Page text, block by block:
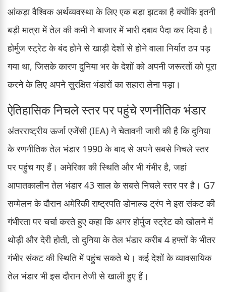
आंकड़ा वैश्विक अर्थव्यवस्था के लिए एक बड़ा झटका है क्योंकि इतनी
बड़ी मात्रा में तेल की कमी ने बाजार में भारी दबाव पैदा कर दिया है।
होर्मुज स्ट्रेट के बंद होने से खाड़ी देशों से होने वाला निर्यात ठप पड़
गया था, जिसके कारण दुनिया भर के देशों को अपनी जरूरतों को पूरा
करने के लिए अपने सुरक्षित भंडारों का सहारा लेना पड़ा।
ऐतिहासिक निचले स्तर पर पहुंचे रणनीतिक भंडार
अंतरराष्ट्रीय ऊर्जा एजेंसी (IEA) ने चेतावनी जारी की है कि दुनिया
के रणनीतिक तेल भंडार 1990 के बाद से अपने सबसे निचले स्तर
पर पहुंच गए हैं। अमेरिका की स्थिति और भी गंभीर है, जहां
आपातकालीन तेल भंडार 43 साल के सबसे निचले स्तर पर है। G7
सम्मेलन के दौरान अमेरिकी राष्ट्रपति डोनाल्ड ट्रंप ने इस संकट की
गंभीरता पर चर्चा करते हुए कहा कि अगर होर्मुज स्ट्रेट को खोलने में
थोड़ी और देरी होती, तो दुनिया के तेल भंडार करीब 4 हफ्तों के भीतर
गंभीर संकट की स्थिति में पहुंच सकते थे। कई देशों के व्यावसायिक
तेल भंडार भी इस दौरान तेजी से खाली हुए हैं।